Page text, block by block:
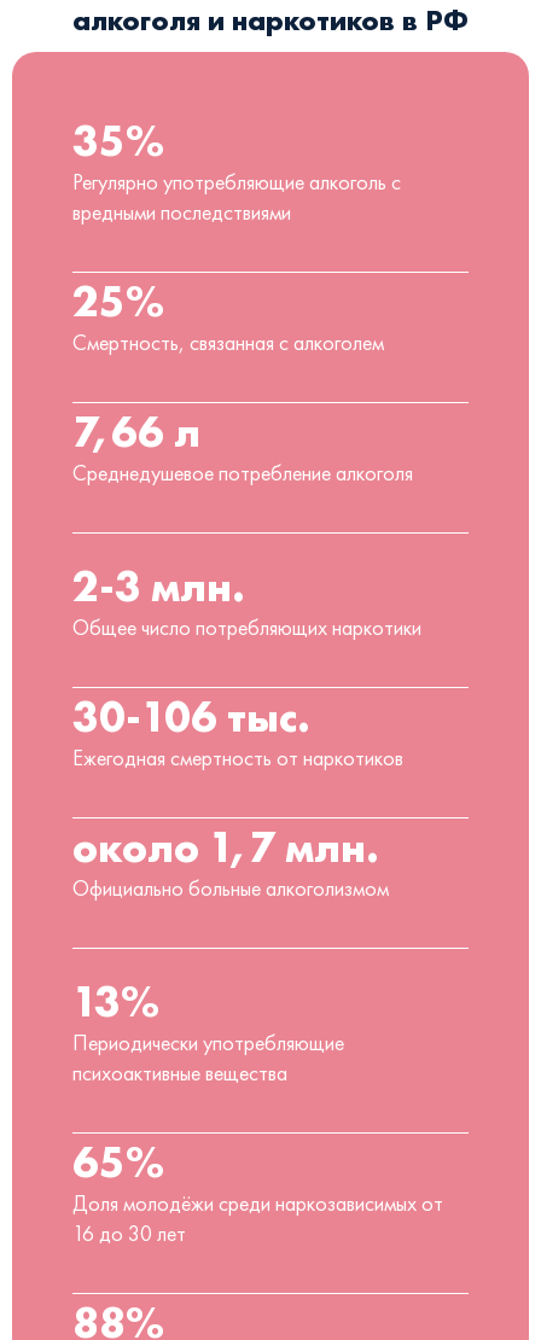
алкоголя и наркотиков в РФ
35%
Регулярно употребляющие алкоголь с
вредными последствиями
25%
Смертность, связанная с алкоголем
7,66 л
Среднедушевое потребление алкоголя
2-3 млн.
Общее число потребляющих наркотики
30-106 тыс.
Ежегодная смертность от наркотиков
около 1,7 млн.
Официально больные алкоголизмом
13%
Периодически употребляющие
психоактивные вещества
65%
Доля молодёжи среди наркозависимых от
16 до 30 лет
88%